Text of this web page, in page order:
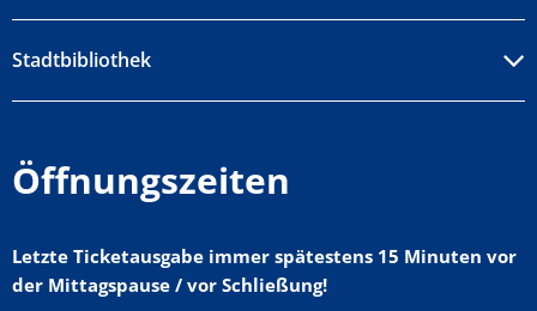
Stadtbibliothek
Öffnungszeiten
Letzte Ticketausgabe immer spätestens 15 Minuten vor
der Mittagspause / vor Schließung!